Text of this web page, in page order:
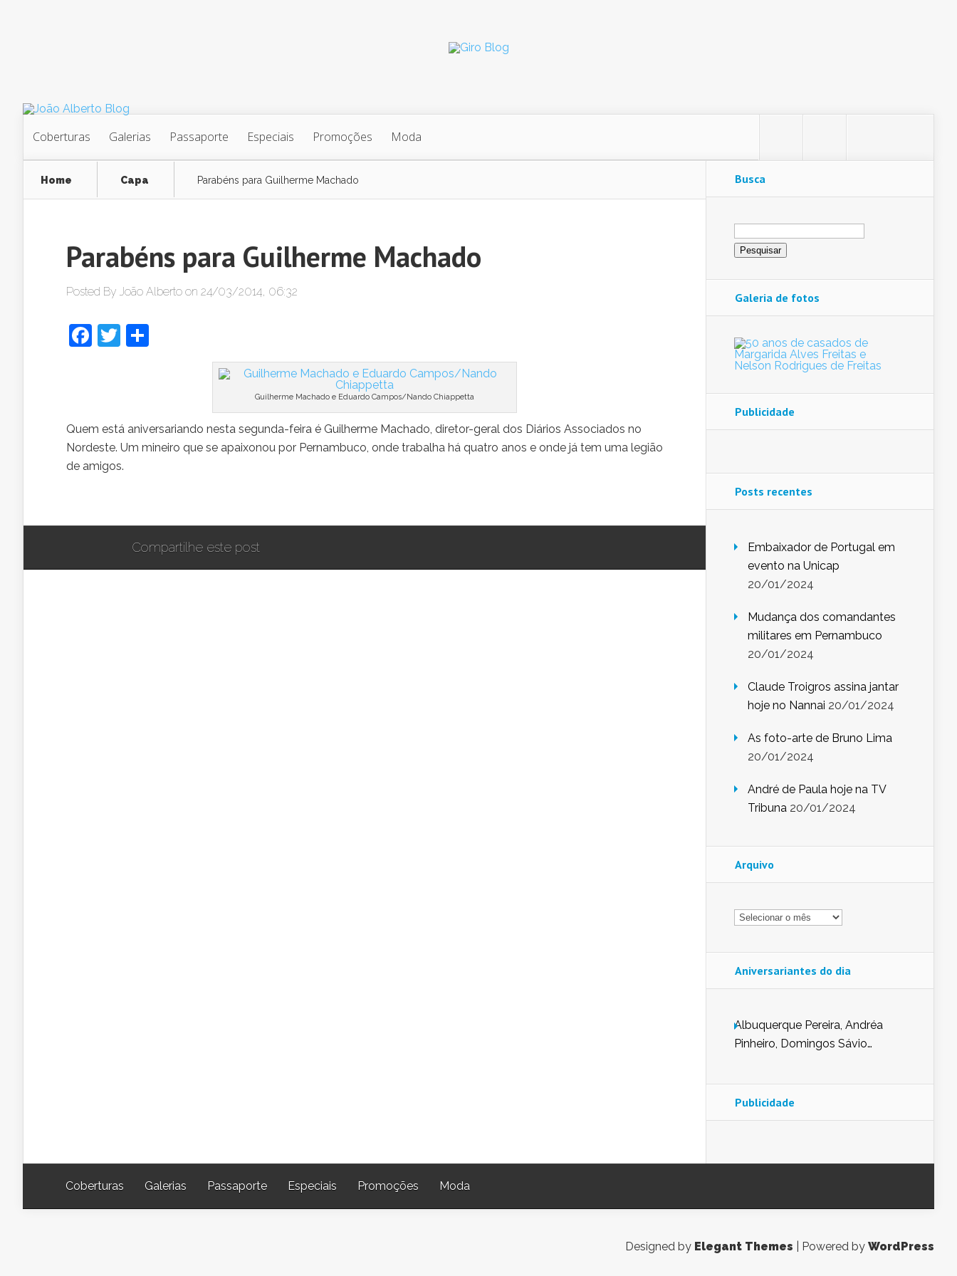
Coberturas Galerias Passaporte Especiais Promoções Moda
Home Capa Parabéns para Guilherme Machado
Parabéns para Guilherme Machado
Posted By João Alberto on 24/03/2014, 06:32
Facebook
Twitter
Guilherme Machado e Eduardo Campos/Nando Chiappetta
Quem está aniversariando nesta segunda-feira é Guilherme Machado, diretor-geral dos Diários Associados no
Nordeste. Um mineiro que se apaixonou por Pernambuco, onde trabalha há quatro anos e onde já tem uma legião
de amigos.
Compartilhe este post
Busca
Pesquisar
por:
Galeria de fotos
Publicidade
Posts recentes
Embaixador de Portugal em
evento na Unicap
20/01/2024
Mudança dos comandantes
militares em Pernambuco
20/01/2024
Claude Troigros assina jantar
hoje no Nannai 20/01/2024
As foto-arte de Bruno Lima
20/01/2024
André de Paula hoje na TV
Tribuna 20/01/2024
Arquivo
Arquivo
Aniversariantes do dia
Albuquerque Pereira, Andréa
Pinheiro, Domingos Sávio
Nunes de Sena, Fátima Peixoto,
Glória Pereira, Kátia Mesel,
Publicidade
Coberturas Galerias Passaporte Especiais Promoções Moda
Designed by Elegant Themes | Powered by WordPress